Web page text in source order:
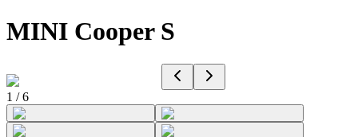
MINI Cooper S
1 /6